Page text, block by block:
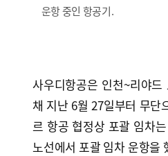
운항 중인 항공기.
사우디항공은 인천~리야
채 지난 6월 27일부터 무
르 항공 협정상 포괄 임차
노선에서 포괄 임차 운항을